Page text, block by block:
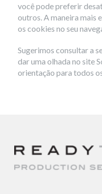
você pode preferir
outros. A maneira mais
os cookies no seu
Sugerimos consultar a
dar uma olhada no site
orientação para todos